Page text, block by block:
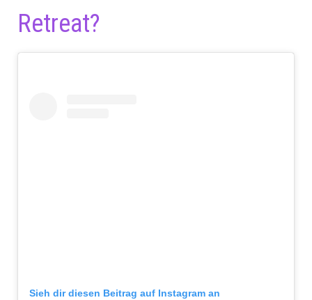
Retreat?
Sieh dir diesen Beitrag auf Instagram an